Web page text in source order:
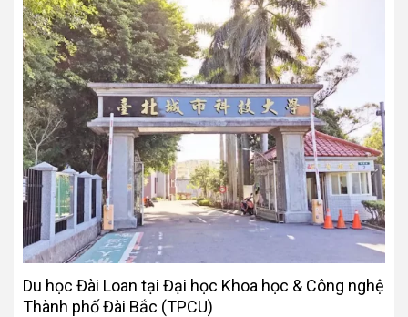
Du học Đài Loan tại Đại học Khoa học & Công nghệ
Thành phố Đài Bắc (TPCU)